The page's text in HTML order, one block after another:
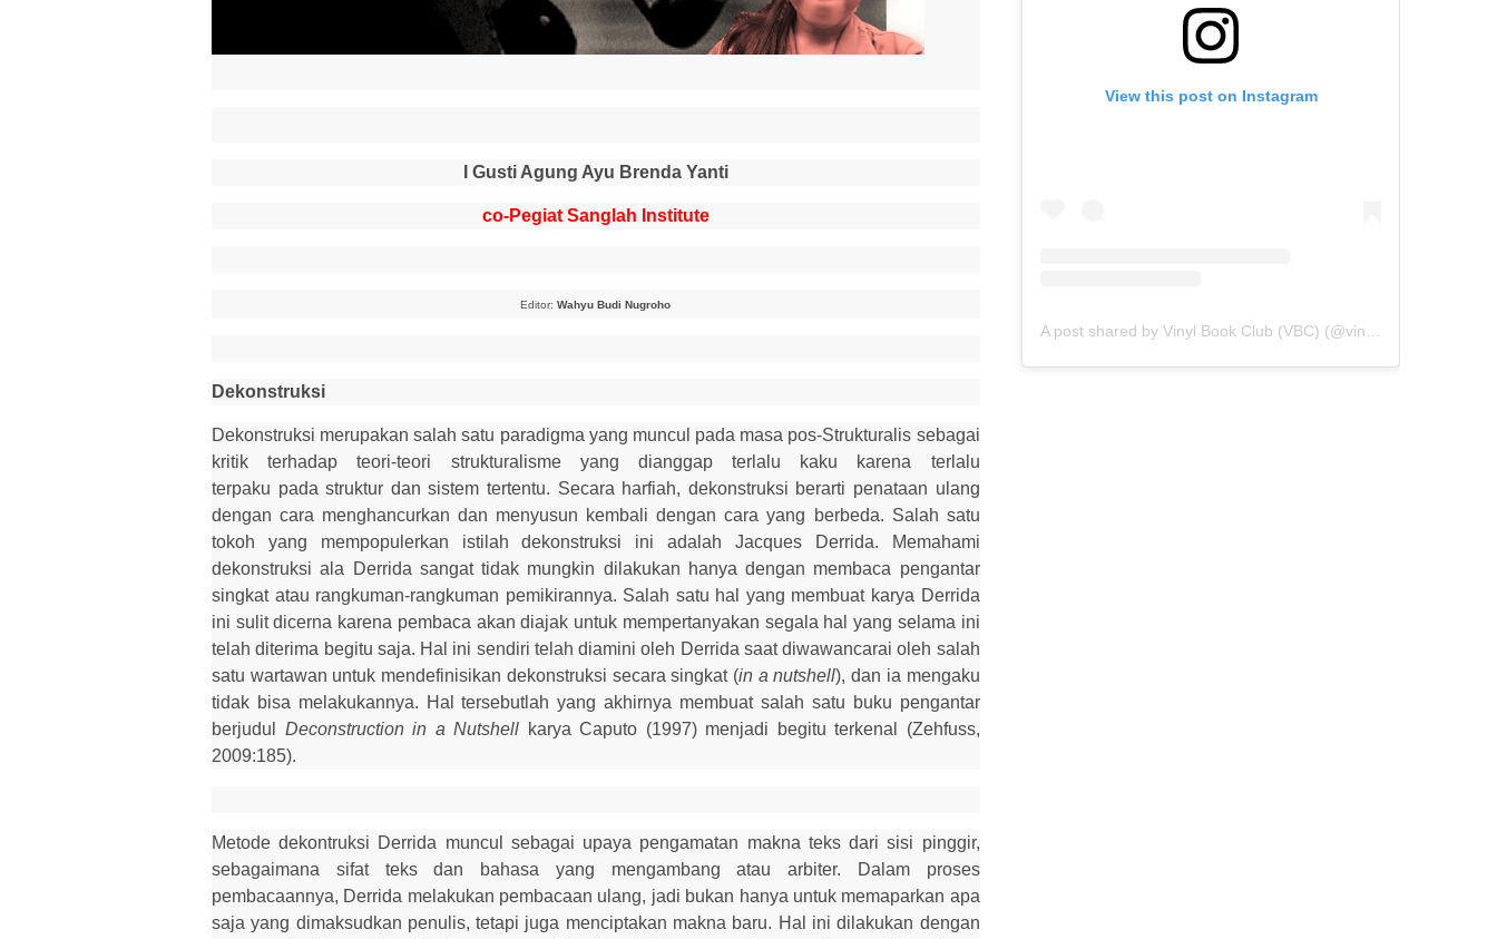
I Gusti Agung Ayu Brenda Yanti
co-Pegiat Sanglah Institute
Editor: Wahyu Budi Nugroho
Dekonstruksi
Dekonstruksi merupakan salah satu paradigma yang muncul pada masa pos-Strukturalis sebagai
kritik terhadap teori-teori strukturalisme yang dianggap terlalu kaku karena terlalu
terpaku pada struktur dan sistem tertentu. Secara harfiah, dekonstruksi berarti penataan ulang
dengan cara menghancurkan dan menyusun kembalidengan cara yang berbeda. Salah satu
tokoh yang mempopulerkan istilah dekonstruksi ini adalah Jacques Derrida.
Memahami
dekonstruksi ala Derrida sangat tidak mungkin dilakukan hanya dengan membaca pengantar
singkat atau rangkuman-rangkuman pemikirannya. Salah satu hal yang membuat karya Derrida
ini sulit dicerna karena pembaca akan diajak untuk mempertanyakan segala hal yang selama ini
telah diterima begitu saja. Hal ini sendiri telah diamini oleh Derrida saat diwawancarai oleh salah
satu wartawan untuk mendefinisikan dekonstruksi secara singkat (in a nutshell), dan ia mengaku
tidak bisa melakukannya. Hal tersebutlah yang akhirnya membuat salah satu buku pengantar
berjudul Deconstruction in a Nutshell karya Caputo (1997)menjadi begitu terkenal (Zehfuss,
2009:185).
Metode dekontruksi Derrida muncul sebagai upaya pengamatan makna teks dari sisi pinggir,
sebagaimana sifat teks dan bahasa yang mengambang atau arbiter. Dalam proses
pembacaannya, Derrida melakukan pembacaan ulang, jadi bukan hanya untuk memaparkan apa
saja yang dimaksudkan penulis, tetapi juga menciptakan makna baru. Hal ini dilakukan dengan
View this post on Instagram
A post shared by Vinyl Book Club (VBC) (@vinylbookclub)